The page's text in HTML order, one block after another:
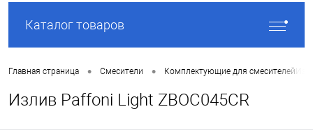
Каталог товаров
Главная страница • Смесители • Комплектующие для смесителей
Излив Paffoni Light ZBOC045CR